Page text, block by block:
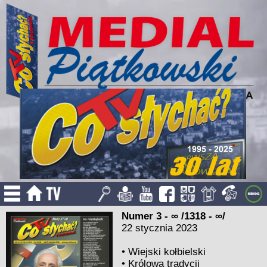
Numer 3 - ∞ /1318 - ∞/
22 stycznia 2023
•Wiejski kołbielski
• Królowa tradycji